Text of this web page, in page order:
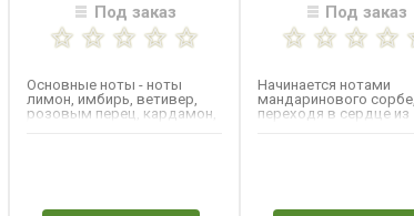
Под заказ
Основные ноты - ноты
лимон, имбирь, ветивер,
розовым перец, кардамон,
Под заказ
Начинается нотами
мандаринового сорбе,
переходя в сердце из